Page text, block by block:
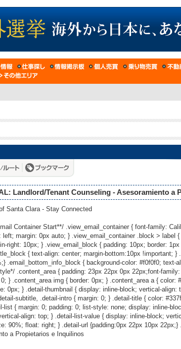
Landlord/Tenant Counseling - Asesoramiento a
Santa Clara - Stay Connected
Container Start**/ .view_email_container { font-family:
left; margin: 0px auto; } .view_email_container .block > label
right: 10px; } .view_email_block { padding: 10px; border:
{ text-align: center; margin-bottom:10px !important;
.email_bottom_info_block { background-color: #f0f0f0; text-
.content_area { padding: 23px 22px 0px 22px;font-
} .content_area img { border: 0px; } .content_area a {
0px; } .detail-thumbnail { display: inline-block; vertical-align:
subtitle, .detail-intro { margin: 0; } .detail-title { color:
{ margin: 0; padding: 0; list-style: none; display: inline-
align: top; } .detail-list-value { display: inline-block;
90%; float: right; } .detail-url {padding:0px 22px 10px 22px;}
a Propietarios e Inquilinos